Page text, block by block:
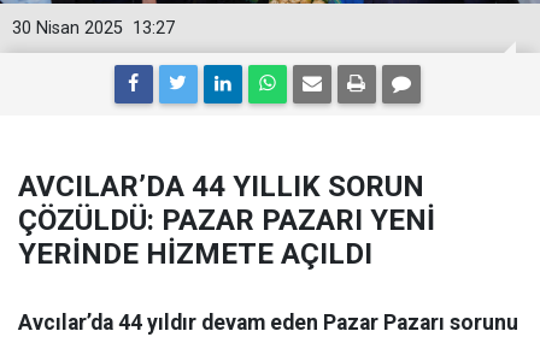
13:27
30 Nisan 2025
AVCILAR’DA 44 YILLIK SORUN
ÇÖZÜLDÜ: PAZAR PAZARI YENİ
YERİNDE HİZMETE AÇILDI
Avcılar’da 44 yıldır devam eden Pazar Pazarı sorunu